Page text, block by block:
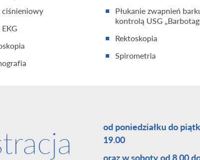
Płukanie zwapnień
kontrolą USG
Rektoskopia
Spirometria
od poniedziałku do
19.00
oraz w soboty od 8.00